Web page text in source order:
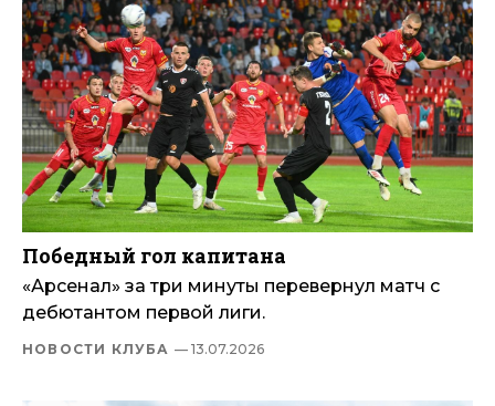
Победный гол капитана
«Арсенал» за три минуты перевернул матч с
дебютантом первой лиги.
НОВОСТИ КЛУБА — 13.07.2026